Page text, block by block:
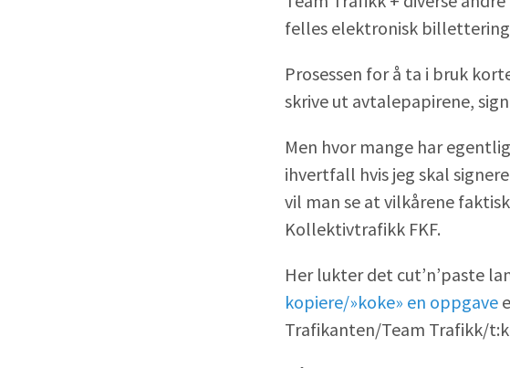
felles elektronisk
Prosessen for å ta i bruk
skrive ut avtalepapirene,
Men hvor mange har
ihvertfall hvis jeg skal
vil man se at vilkårene
Kollektivtrafikk FKF.
Her lukter det cut’n’paste
kopiere/»koke» en oppgave
Trafikanten/Team Trafikk/